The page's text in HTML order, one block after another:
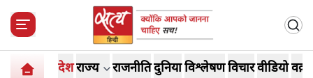
देशराज्य राजनीतिदुनियाविश्लेषणविचारवीडियो